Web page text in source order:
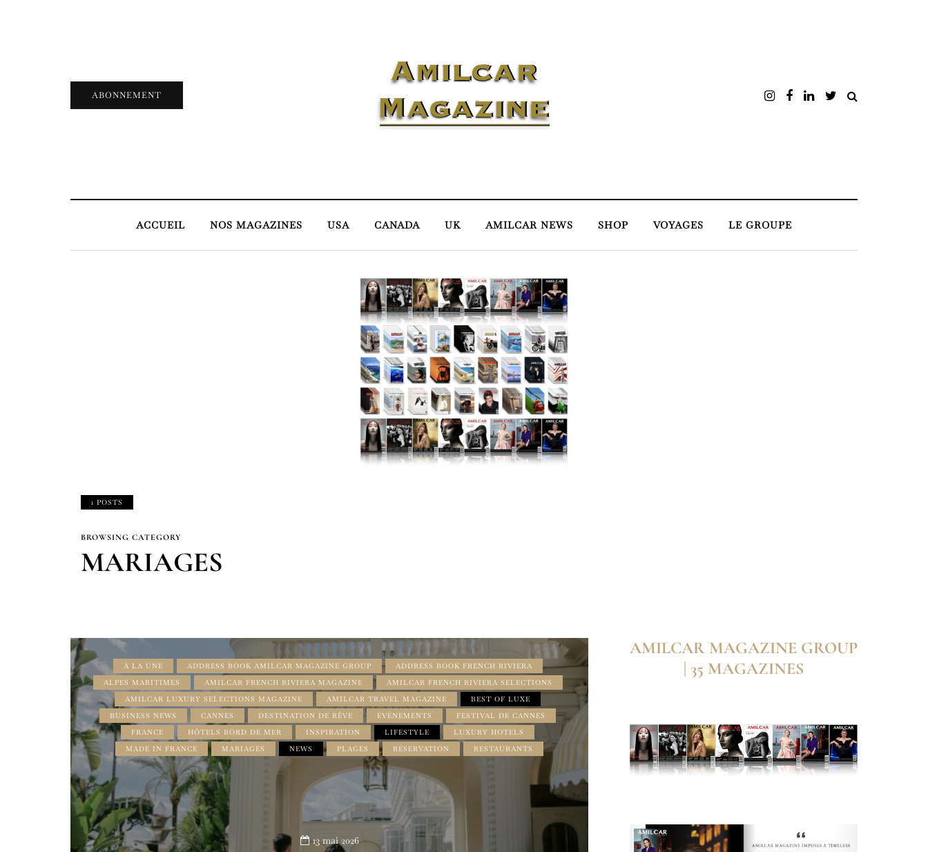
ABONNEMENT
ACCUEIL NOS MAGAZINES USA CANADA UK AMILCAR NEWS SHOP VOYAGES LE GROUPE
1 POSTS
BROWSING CATEGORY
MARIAGES
À LA UNE ADDRESS BOOK AMILCAR MAGAZINE GROUP
ADDRESS BOOK FRENCH RIVIERA
ALPES MARITIMES
AMILCAR FRENCH RIVIERA MAGAZINE
AMILCAR FRENCH RIVIERA SELECTIONS
AMILCAR LUXURY SELECTIONS MAGAZINE
AMILCAR TRAVEL MAGAZINE
BEST OF LUXE
BUSINESS NEWS
CANNES DESTINATION DE RÊVE ÉVÉNEMENTS
FESTIVAL DE CANNES
FRANCE
HÔTELS BORD DE MER INSPIRATION LIFESTYLE
LUXURY HOTELS
MADE IN FRANCE
MARIAGES NEWS PLAGES RÉSERVATION RESTAURANTS
13 mai 2026
AMILCAR MAGAZINE GROUP
| 35 MAGAZINES